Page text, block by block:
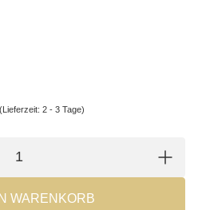
(Lieferzeit: 2 - 3 Tage)
WARENKORB